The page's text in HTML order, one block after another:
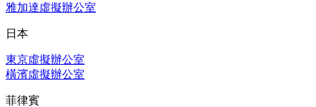
雅加達虛擬辦公室
日本
東京虛擬辦公室
橫濱虛擬辦公室
菲律賓